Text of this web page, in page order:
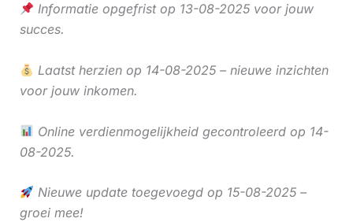
Informatie opgefrist op 13-08-2025 voor jouw
succes.
Laatst herzien op 14-08-2025 – nieuwe inzichten
voor jouw inkomen.
Online verdienmogelijkheid gecontroleerd op 14-
08-2025.
Nieuwe update toegevoegd op 15-08-2025 –
groei mee!